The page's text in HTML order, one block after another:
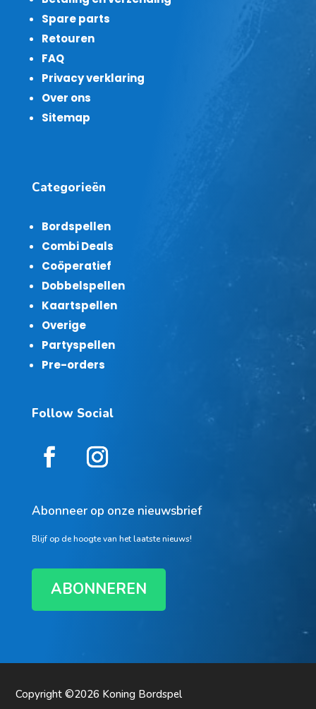
Spare parts
Retouren
FAQ
Privacy verklaring
Over ons
Sitemap
Categorieën
Bordspellen
Combi Deals
Coöperatief
Dobbelspellen
Kaartspellen
Overige
Partyspellen
Pre-orders
Follow Social
Abonneer op onze nieuwsbrief
Blijf op de hoogte van het laatste nieuws!
ABONNEREN
Copyright ©2026 Koning Bordspel